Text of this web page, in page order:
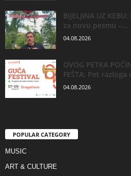
BIJELJINA UZ
za novu pesmu –...
04.08.2026
OVOG PETKA
FEŠTA: Pet razloga
04.08.2026
POPULAR CATEGORY
MUSIC
ART & CULTURE